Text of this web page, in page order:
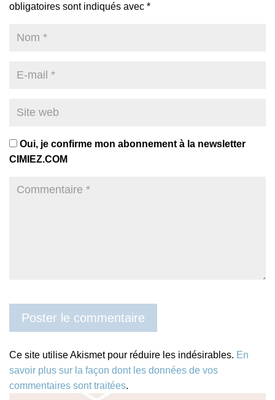
obligatoires sont indiqués avec *
Oui, je confirme mon abonnement à la newsletter
CIMIEZ.COM
Ce site utilise Akismet pour réduire les indésirables. En
savoir plus sur la façon dont les données de vos
commentaires sont traitées.